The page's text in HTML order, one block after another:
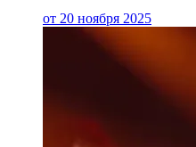
от 20 ноября 2025